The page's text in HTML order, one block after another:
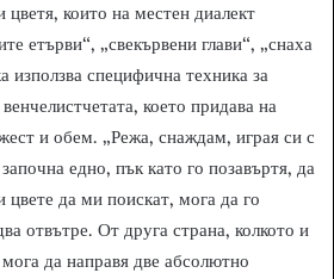
цветя, които на местен диалект
етърви“, „свекървени глави“, „снаха
използва специфична техника за
което придава на
и обем. „Режа, снаждам, играя си с
едно, пък като го позавъртя, да
цвете да ми поискат, мога да го
отвътре. От друга страна, колкото и
да направя две абсолютно